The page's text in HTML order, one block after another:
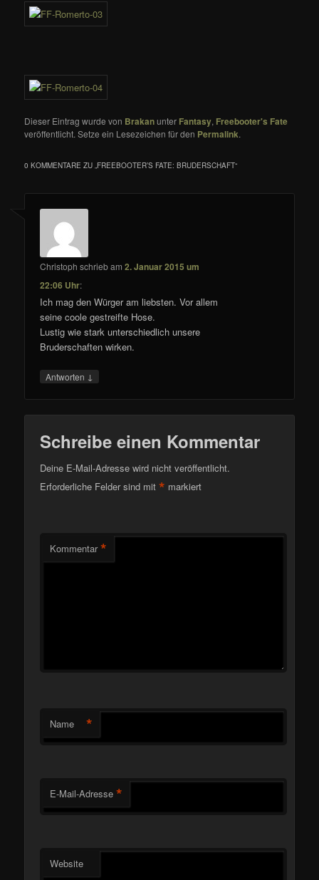
Dieser Eintrag wurde von Brakanunter Fantasy, Freebooter's Fate
veröffentlicht. Setze ein Lesezeichen für den Permalink.
0 KOMMENTARE ZU „ FREEBOOTER’S FATE: BRUDERSCHAFT“
Christoph schriebam2. Januar 2015 um
22:06 Uhr:
Ich mag den Würger am liebsten. Vor allem
seine coole gestreifte Hose.
Lustig wie stark unterschiedlich unsere
Bruderschaften wirken.
Antworten ↓
Schreibe einen Kommentar
Deine E-Mail-Adresse wird nicht veröffentlicht.
Erforderliche Felder sind mit* markiert
Kommentar *
Name *
E-Mail-Adresse *
Website